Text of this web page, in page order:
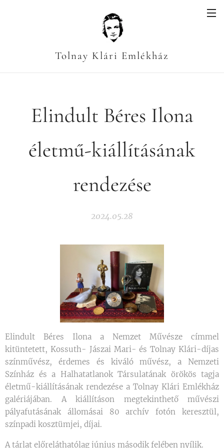
Tolnay Klári Emlékház
Elindult Béres Ilona
életmű-kiállításának
rendezése
2024.05.28
Elindult Béres Ilona a Nemzet Művésze címmel
kitüntetett, Kossuth- Jászai Mari- és Tolnay Klári-díjas
színművész, érdemes és kiváló művész, a Nemzeti
Színház és a Halhatatlanok Társulatának örökös tagja
életmű-kiállításának rendezése a Tolnay Klári Emlékház
galériájában. A kiállításon megtekinthető művészi
pályafutásának állomásai 80 archív fotón keresztül,
színpadi kosztümjei, díjai.
A tárlat előreláthatólag június második felében nyílik.